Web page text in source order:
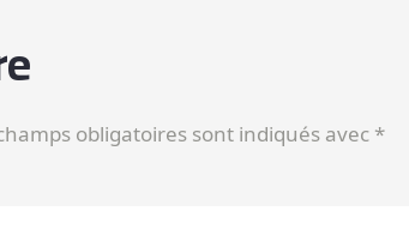
obligatoires sont indiqués avec *